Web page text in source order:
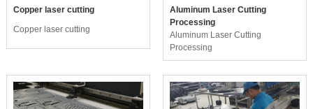
Copper laser cutting
Copper laser cutting
Aluminum Laser Cutting
Processing
Aluminum Laser Cutting
Processing